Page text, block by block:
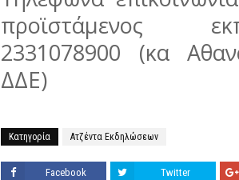
προϊστάμενος
2331078900 (κα
ΔΔΕ)
Κατηγορία Ατζέντα Εκδηλώσεων
Facebook Twitter